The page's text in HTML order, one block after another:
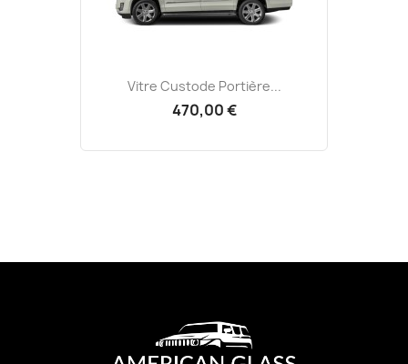
Vitre Custode Portière...
470,00 €